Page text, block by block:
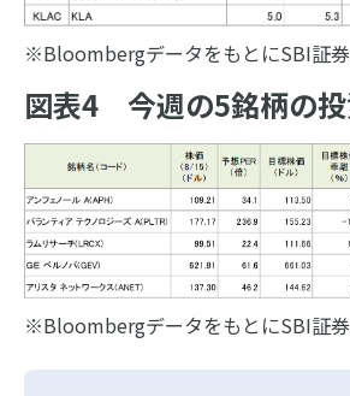
※BloombergデータをもとにSBI証
図表4 今週の5銘柄の
※BloombergデータをもとにSBI証